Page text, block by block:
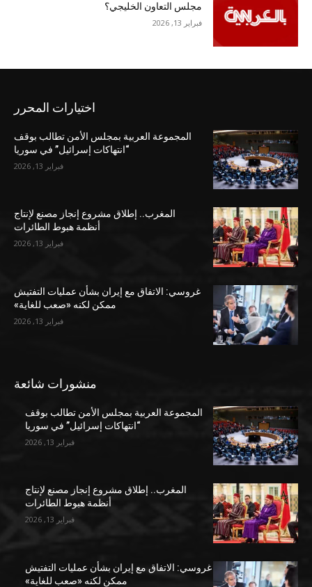
مجلس التعاون الخليجي؟
فبراير 13, 2026
اختيارات المحرر
المجموعة العربية بمجلس الأمن تطالب بوقف
“انتهاكات إسرائيل” في سوريا
فبراير 13, 2026
المغرب.. إطلاق مشروع إنجاز مصنع لإنتاج
أنظمة هبوط الطائرات
فبراير 13, 2026
غروسي: الاتفاق مع إيران بشأن عمليات التفتيش
ممكن لكنه «صعب للغاية»
فبراير 13, 2026
منشورات شائعة
المجموعة العربية بمجلس الأمن تطالب بوقف
“انتهاكات إسرائيل” في سوريا
فبراير 13, 2026
المغرب.. إطلاق مشروع إنجاز مصنع لإنتاج
أنظمة هبوط الطائرات
فبراير 13, 2026
غروسي: الاتفاق مع إيران بشأن عمليات التفتيش
ممكن لكنه «صعب للغاية»